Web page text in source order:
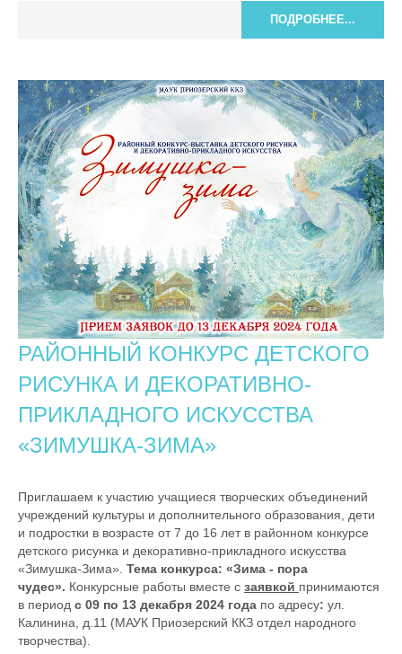
ПОДРОБНЕЕ...
РАЙОННЫЙ КОНКУРС ДЕТСКОГО
РИСУНКА И ДЕКОРАТИВНО-
ПРИКЛАДНОГО ИСКУССТВА
«ЗИМУШКА-ЗИМА»
Приглашаем к участию учащиеся творческих объединений
учреждений культуры и дополнительного образования, дети
и подростки в возрасте от 7 до 16 лет в районном конкурсе
детского рисунка и декоративно-прикладного искусства
«Зимушка-Зима». Тема конкурса: «Зима - пора
чудес». Конкурсные работы вместе с заявкой принимаются
в период с 09 по 13 декабря 2024 года по адресу: ул.
Калинина, д.11 (МАУК Приозерский ККЗ отдел народного
творчества).